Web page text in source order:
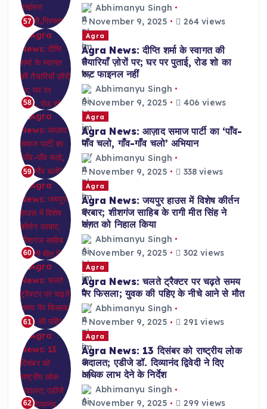
57
Abhimanyu Singh
November 9, 2025
264 views
58
Agra
Agra News: दीप्ति शर्मा के स्वागत की
तैयारियाँ ज़ोरों पर; घर पर पुताई, रोड शो का
रूट फाइनल नहीं
Abhimanyu Singh
November 9, 2025
406 views
59
Agra
Agra News: आज़ाद समाज पार्टी का ‘पाँव-
पाँव चलो, गाँव-गाँव चलो’ अभियान
Abhimanyu Singh
November 9, 2025
338 views
60
Agra
Agra News: जयपुर हाउस में विशेष कीर्तन
दरबार; शीशगंज साहिब के रागी मीत सिंह ने
संगत को निहाल किया
Abhimanyu Singh
November 9, 2025
302 views
61
Agra
Agra News: चलते ट्रैक्टर पर चढ़ते समय
पैर फिसला; युवक की पहिए के नीचे आने से मौत
Abhimanyu Singh
November 9, 2025
291 views
62
Agra
Agra News: 13 दिसंबर को राष्ट्रीय लोक
अदालत; एडीजे डॉ. दिव्यानंद द्विवेदी ने दिए
अधिक लाभ देने के निर्देश
Abhimanyu Singh
November 9, 2025
299 views